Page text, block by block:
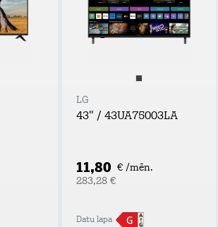
LG
43" / 43UA75003LA
11,80 € /mēn.
283,28 €
Datu lapa